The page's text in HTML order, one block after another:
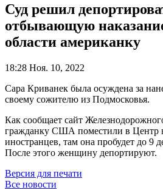
Суд решил
отбывающую
области американку
18:28 Ноя. 10, 2022
Сара Криванек была осуждена за
своему сожителю из Подмосковья.
Как сообщает сайт
гражданку США поместили в Центр
иностранцев, там она пробудет до 9
После этого женщину депортируют.
Версия для печати
Все новости